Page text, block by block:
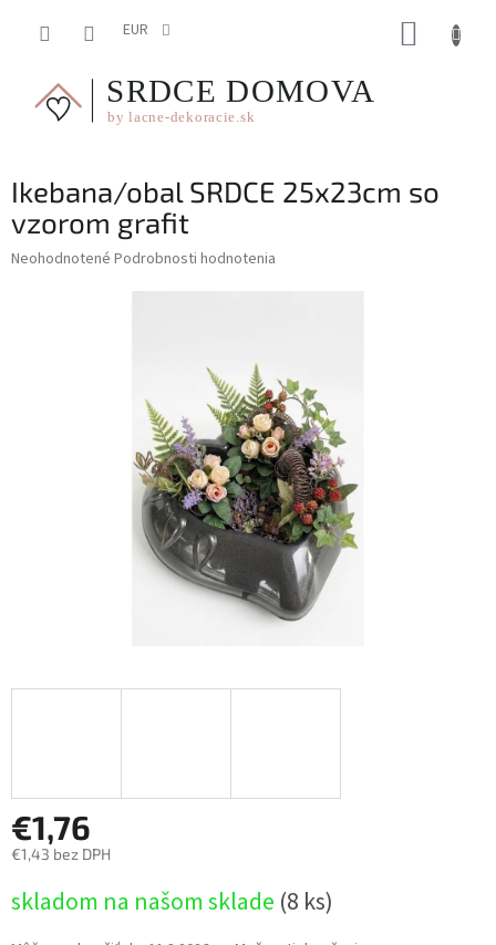
EUR
Ikebana/obal SRDCE 25x23cm so
vzorom grafit
Priemerné
Neohodnotené Podrobnosti hodnotenia
€1,76
€1,43 bez DPH
cena:
skladom na našom sklade (8 ks)